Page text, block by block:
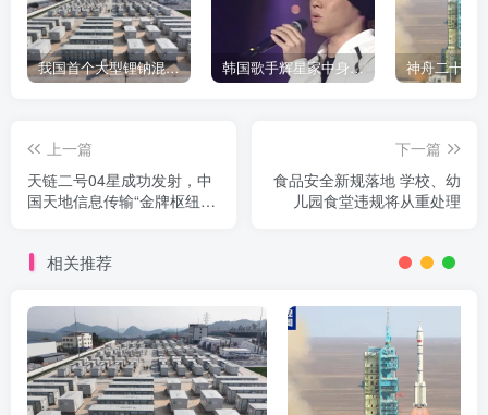
我国首个大型锂钠混合储能站投产，开启储能新时代 韩国歌手辉星家中身亡，终年43岁，警方调查死因
上一篇
天链二号04星成功发射，中
国天地信息传输“金牌枢纽”
下一篇
食品安全新规落地 学校、幼
儿园食堂违规将从重处理
相关推荐